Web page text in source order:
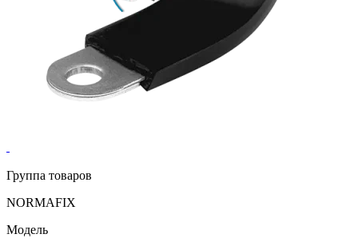
Группа товаров
NORMAFIX
Модель